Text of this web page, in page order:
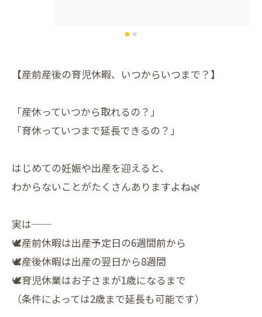
【産前産後の育児休暇、いつからいつまで？】
「産休っていつから取れるの？」
「育休っていつまで延長できるの？」
はじめての妊娠や出産を迎えると、
わからないことがたくさんありますよね🌿
実は──
🕊産前休暇は出産予定日の6週間前から
🕊産後休暇は出産の翌日から8週間
🕊育児休業はお子さまが1歳になるまで
（条件によっては2歳まで延長も可能です）